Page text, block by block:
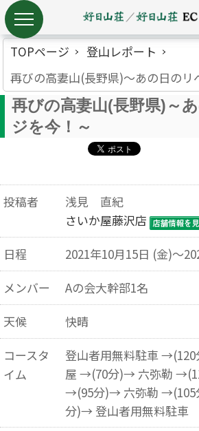
TOPページ
登山レポート
再びの高妻山(長野県)～あの日のリ
再びの高妻山(長野県)～
ジを今！～
投稿者
浅見 直紀
さいか屋藤沢店
日程
2021年10月15日 (金)～
メンバー
Aの会大幹部1名
天候
快晴
コースタ
イム
登山者用無料駐車
屋 →(70分)→ 六弥勒
→(95分)→ 六弥勒
分)→ 登山者用無料駐車